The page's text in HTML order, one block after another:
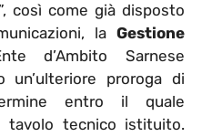
”, così come già disposto
la Gestione
d’Ambito Sarnese
un’ulteriore proroga di
entro il quale
tavolo tecnico istituito.